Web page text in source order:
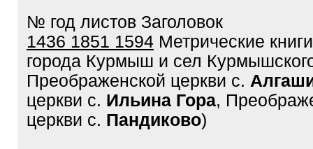
№ год листов Заголовок
1436 1851 1594 Метрические
города Курмыш и сел
Преображенской церкви с.
церкви с. Ильина Гора,
церкви с. Пандиково)